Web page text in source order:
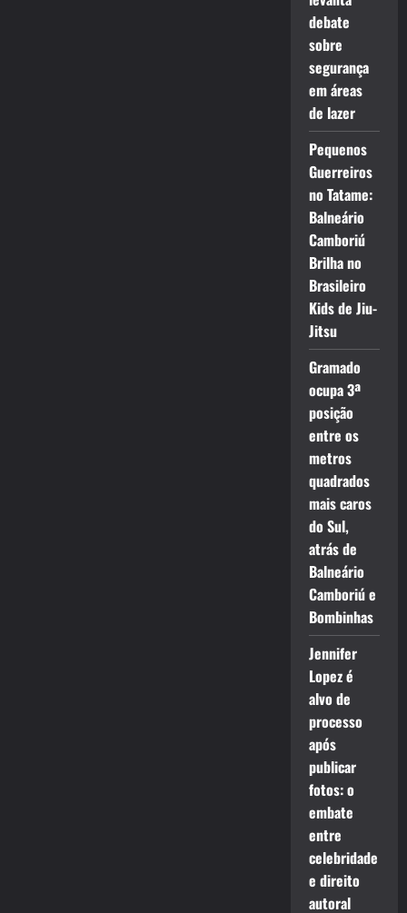
debate
sobre
segurança
em áreas
de lazer
Pequenos
Guerreiros
no Tatame:
Balneário
Camboriú
Brilha no
Brasileiro
Kids de Jiu-
Jitsu
Gramado
ocupa 3ª
posição
entre os
metros
quadrados
mais caros
do Sul,
atrás de
Balneário
Camboriú e
Bombinhas
Jennifer
Lopez é
alvo de
processo
após
publicar
fotos: o
embate
entre
celebridade
e direito
autoral